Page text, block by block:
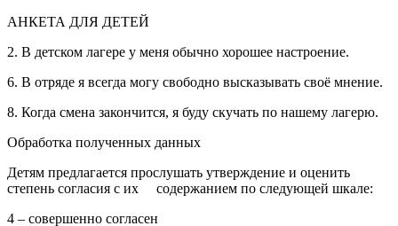
АНКЕТА ДЛЯ ДЕТЕЙ
2. В детском лагере у меня обычно хорошее настроение.
6. В отряде я всегда могу свободно высказывать своё мнение.
8. Когда смена закончится, я буду скучать по нашему лагерю.
Обработка полученных данных
Детям предлагается прослушать утверждение и оценить
степень согласия с их содержанием по следующей шкале:
4 – совершенно согласен